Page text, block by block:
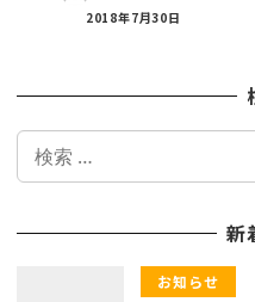
2018年7月30日
索
新
お知らせ